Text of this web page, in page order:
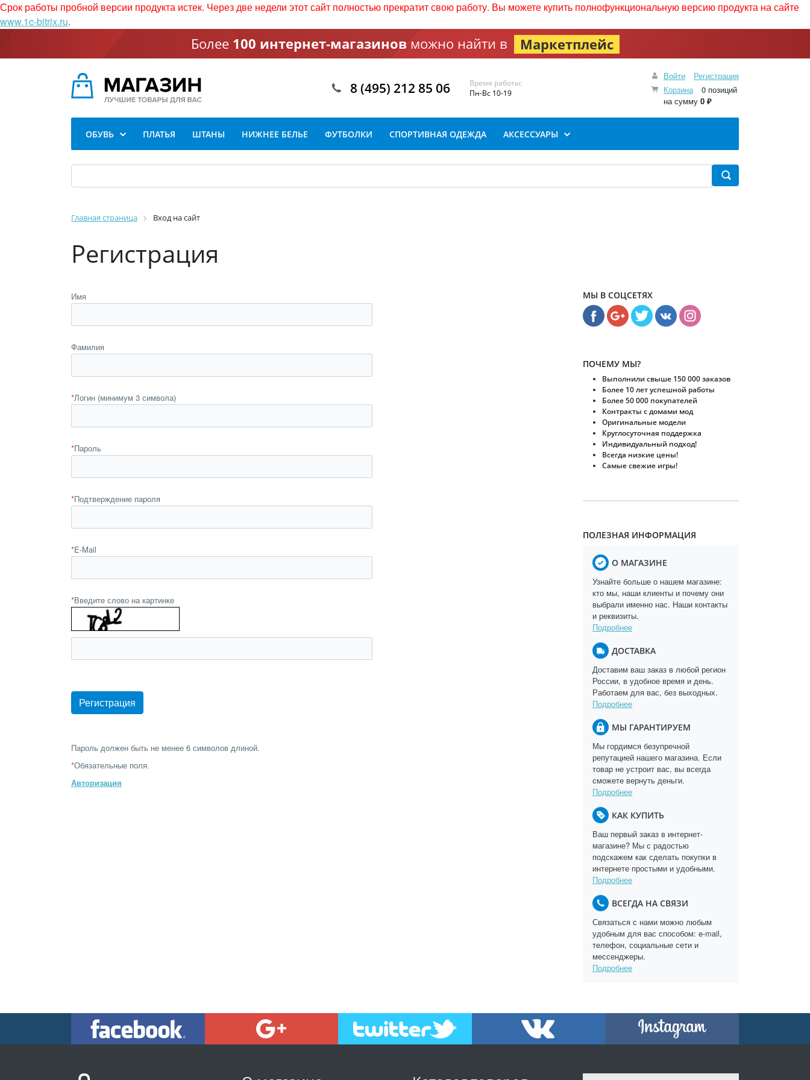
Срок работы пробной версии продукта истек. Через две недели этот сайт полностью прекратит свою работу. Вы можете купить полнофункциональную версию продукта на сайте
www.1c-bitrix.ru.
Более 100 интернет-магазиновможно найти в Маркетплейс
Войти
Регистрация
Корзина
0 позиций
на сумму 0 ₽
8 (495) 212 85 06
Время работы:
Пн-Вс 10-19
ОБУВЬ ПЛАТЬЯ ШТАНЫ НИЖНЕЕ БЕЛЬЕ ФУТБОЛКИ СПОРТИВНАЯ ОДЕЖДА АКСЕССУАРЫ
Главная страница Вход на сайт
Регистрация
Имя
Фамилия
*Логин (минимум 3 символа)
*Пароль
*Подтверждение пароля
*E-Mail
*Введите слово на картинке
Пароль должен быть не менее 6 символов длиной.
*Обязательные поля.
Авторизация
МЫ В СОЦСЕТЯХ
ПОЧЕМУ МЫ?
Выполнили свыше 150 000 заказов
Более 10 лет успешной работы
Более 50 000 покупателей
Контракты с домами мод
Оригинальные модели
Круглосуточная поддержка
Индивидуальный подход!
Всегда низкие цены!
Самые свежие игры!
ПОЛЕЗНАЯ ИНФОРМАЦИЯ
О МАГАЗИНЕ
Узнайте больше о нашем магазине:
кто мы, наши клиенты и почему они
выбрали именно нас. Наши контакты
и реквизиты.
Подробнее
ДОСТАВКА
Доставим ваш заказ в любой регион
России, в удобное время и день.
Работаем для вас, без выходных.
Подробнее
МЫ ГАРАНТИРУЕМ
Мы гордимся безупречной
репутацией нашего магазина. Если
товар не устроит вас, вы всегда
сможете вернуть деньги.
Подробнее
КАК КУПИТЬ
Ваш первый заказ в интернет-
магазине? Мы с радостью
подскажем как сделать покупки в
интернете простыми и удобными.
Подробнее
ВСЕГДА НА СВЯЗИ
Связаться с нами можно любым
удобным для вас способом: e-mail,
телефон, социальные сети и
мессенджеры.
Подробнее